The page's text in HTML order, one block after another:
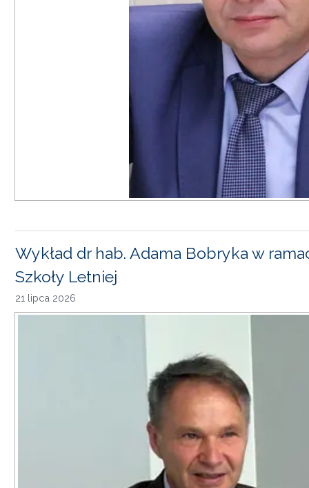
Wykład dr hab. Adama Bobryka w
Szkoły Letniej
21 lipca 2026